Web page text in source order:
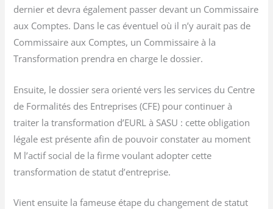
dernier et devra également passer devant un Commissaire
aux Comptes. Dans le cas éventuel où il n’y aurait pas de
Commissaire aux Comptes, un Commissaire à la
Transformation prendra en charge le dossier.
Ensuite, le dossier sera orienté vers les services du Centre
de Formalités des Entreprises (CFE) pour continuer à
traiter la transformation d’EURL à SASU : cette obligation
légale est présente afin de pouvoir constater au moment
M l’actif social de la firme voulant adopter cette
transformation de statut d’entreprise.
Vient ensuite la fameuse étape du changement de statut